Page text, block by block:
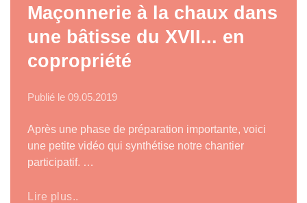
Maçonnerie à la chaux dans
une bâtisse du XVII... en
copropriété
Publié le 09.05.2019
Après une phase de préparation importante, voici
une petite vidéo qui synthétise notre chantier
participatif. …
Lire plus..